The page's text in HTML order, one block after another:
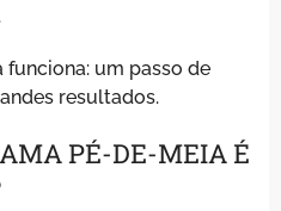
funciona: um passo de
resultados.
PÉ-DE-MEIA É